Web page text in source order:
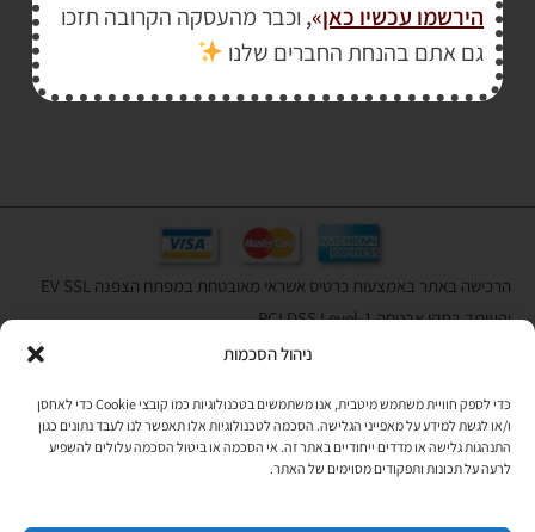
ניהול הסכמות
כדי לספק חוויית משתמש מיטבית, אנו משתמשים בטכנולוגיות כמו קובצי Cookie כדי לאחסן
ו/או לגשת למידע על מאפייני הגלישה. הסכמה לטכנולוגיות אלו תאפשר לנו לעבד נתונים כגון
התנהגות גלישה או מדדים ייחודיים באתר זה. אי הסכמה או ביטול הסכמה עלולים להשפיע
לרעה על תכונות ותפקודים מסוימים של האתר.
₪290.00
₪150.00
הרכישה באתר באמצעות כרטיס אשראי מאובטחת במפתח הצפנה EV SSL
והעומד בתקן אבטחה PCI DSS Level-1
לתקנון האתר»
תהיו בקשר
הירשמו עכשיו כאן»
, וכבר מהעסקה הקרובה תזכו
גם אתם בהנחת החברים שלנו